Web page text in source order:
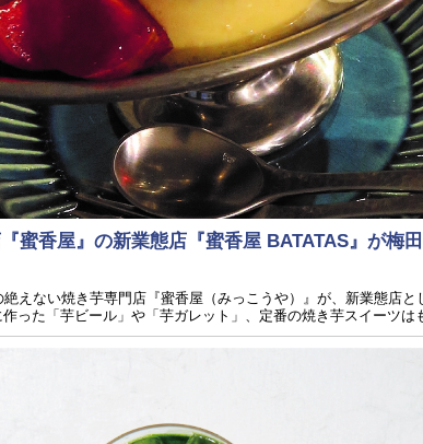
蜜香屋』の新業態店『蜜香屋 BATATAS』が梅
えない焼き芋専門店『蜜香屋（みっこうや）』が、新業態店
った「芋ビール」や「芋ガレット」、定番の焼き芋スイーツ